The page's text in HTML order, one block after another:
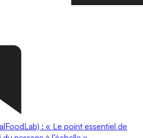
: « Le point essentiel de